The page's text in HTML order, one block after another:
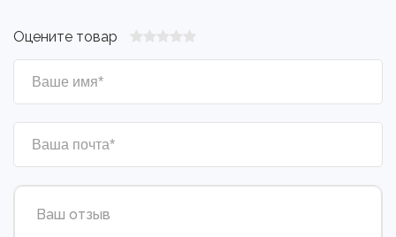
Оцените товар